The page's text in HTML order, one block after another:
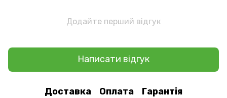
Додайте перший відгук
Написати відгук
Доставка Оплата Гарантія